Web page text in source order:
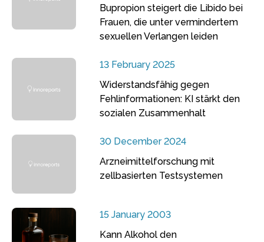
Bupropion steigert die Libido bei
Frauen, die unter vermindertem
sexuellen Verlangen leiden
13 February 2025
Widerstandsfähig gegen
Fehlinformationen: KI stärkt den
sozialen Zusammenhalt
30 December 2024
Arzneimittelforschung mit
zellbasierten Testsystemen
15 January 2003
Kann Alkohol den